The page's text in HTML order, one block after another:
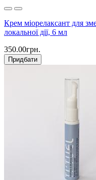
Крем міорелаксант для
локальної дії, 6 мл
350.00грн.
Придбати